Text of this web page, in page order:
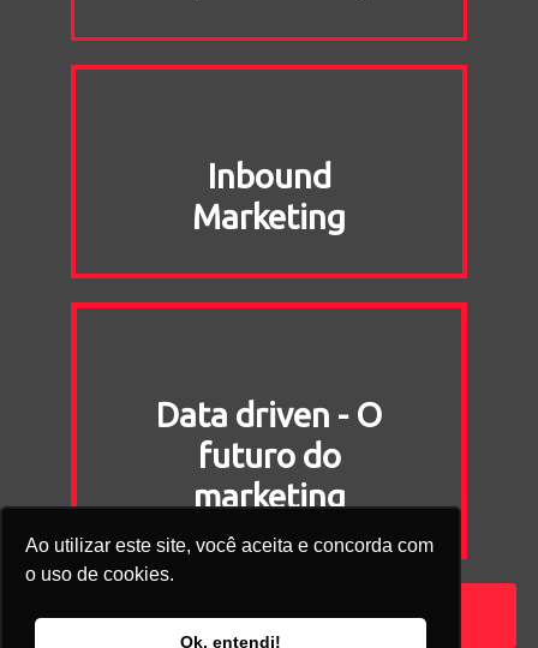
Ao utilizar este site, você aceita e concorda com
o uso de cookies.
Ok, entendi!
Inbound
Marketing
Data driven - O
futuro do
marketing
Quero acessar o ebook agora!